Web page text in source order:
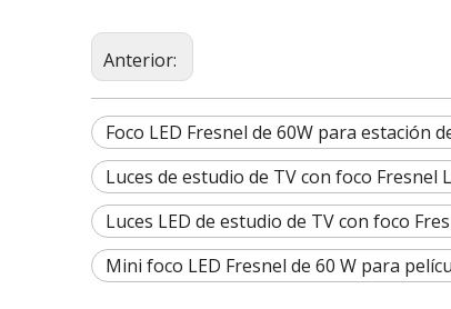
Anterior:
Foco LED Fresnel de 60W para estación
Luces de estudio de TV con foco Fresnel
Luces LED de estudio de TV con foco
Mini foco LED Fresnel de 60 W para